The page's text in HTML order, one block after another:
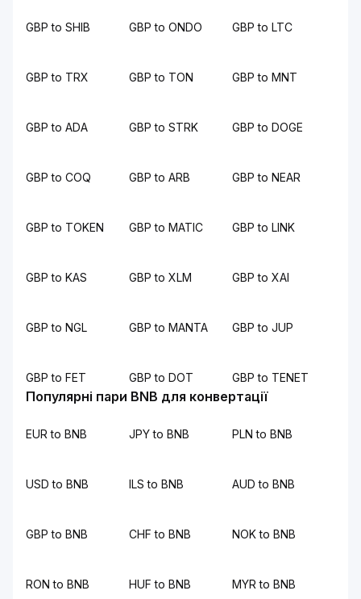
GBP to SHIB GBP to ONDO GBP to LTC
GBP to TRX GBP to TON GBP to MNT
GBP to ADA GBP to STRK GBP to DOGE
GBP to COQ GBP to ARB GBP to NEAR
GBP to TOKEN GBP to MATIC GBP to LINK
GBP to KAS GBP to XLM GBP to XAI
GBP to NGL GBP to MANTA GBP to JUP
GBP to FET GBP to DOT GBP to TENET
Популярні пари BNB для конвертації
EUR to BNB JPY to BNB PLN to BNB
USD to BNB ILS to BNB AUD to BNB
GBP to BNB CHF to BNB NOK to BNB
RON to BNB HUF to BNB MYR to BNB